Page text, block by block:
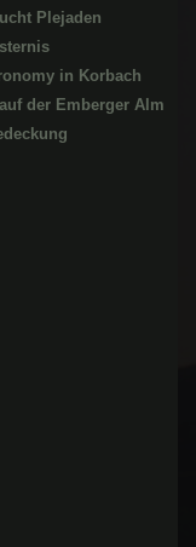
Plejaden
in Korbach
der Emberger Alm